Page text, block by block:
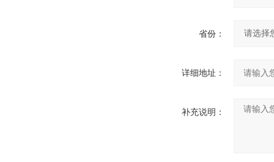
省份：
详细地址：
补充说明：